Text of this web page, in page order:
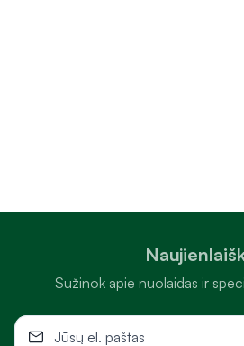
Sužinok apie nuolaidas ir